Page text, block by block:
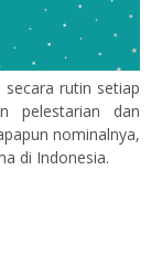
rutin setiap
pelestarian dan
nominalnya,
di Indonesia.